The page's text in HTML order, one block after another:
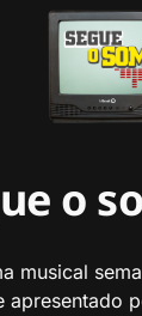
o
musical
apresentado